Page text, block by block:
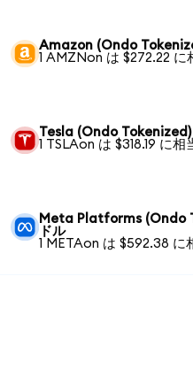
Amazon (Ondo
1 AMZNon は $272.22 に
Tesla (Ondo Tokenized)
1 TSLAon は $318.19 に相
Meta Platforms (Ondo
ドル
1 METAon は $592.38 に